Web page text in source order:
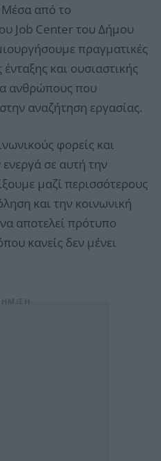
Μέσα από το
Job Center του Δήμου
πραγματικές
και ουσιαστικής
ανθρώπους που
αναζήτηση εργασίας.
φορείς και
σε αυτή την
μαζί περισσότερους
και την κοινωνική
αποτελεί πρότυπο
κανείς δεν μένει